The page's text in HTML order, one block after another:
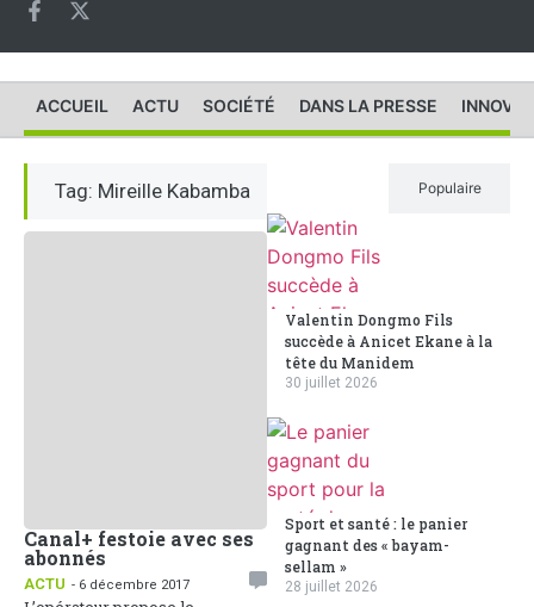
ACCUEIL ACTU SOCIÉTÉ DANS LA PRESSE
Tag: Mireille Kabamba
Canal+ festoie avec ses
abonnés
ACTU - 6 décembre 2017
Populaire
Valentin Dongmo Fils
succède à Anicet Ekane à la
tête du Manidem
30 juillet 2026
Sport et santé : le panier
gagnant des « bayam-
sellam »
28 juillet 2026